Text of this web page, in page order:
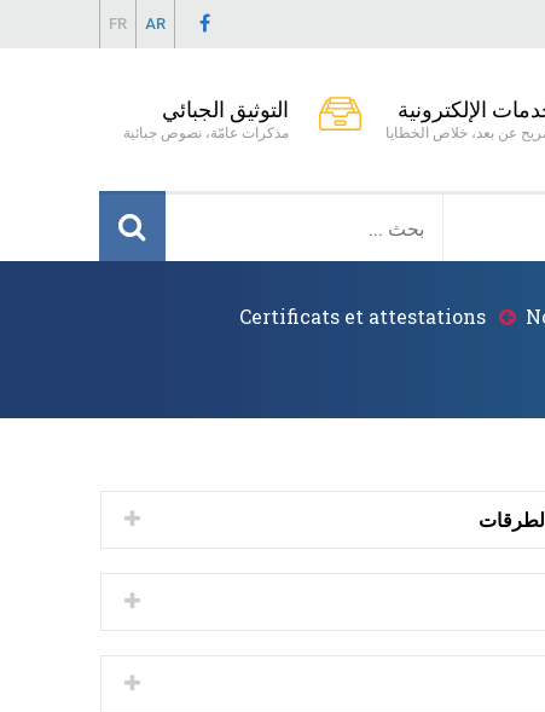
FR AR
الإلكترونية
عن بعد، خلاص الخطايا
التوثيق الجبائي
مذكرات عامّة، نصوص جبائية
Certificats et attestations